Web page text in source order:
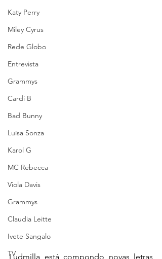
Katy Perry
Miley Cyrus
Rede Globo
Entrevista
Grammys
Cardi B
Bad Bunny
Luísa Sonza
Karol G
MC Rebecca
Viola Davis
Grammys
Claudia Leitte
Ivete Sangalo
TV
Ludmilla está compondo novas letras